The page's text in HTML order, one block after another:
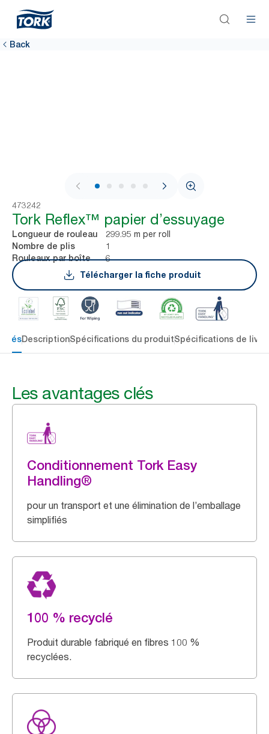
Back
1 / 7
473242
Tork Reflex™ papier d’essuyage
Longueur de rouleau 299.95 m per roll
Nombre de plis 1
Rouleaux par boîte
6
Télécharger la fiche produit
clésDescriptionSpécifications du produitSpécifications de
Les avantages clés
Conditionnement Tork Easy
Handling®
pour un transport et une élimination de l’emballage
simplifiés
100 % recyclé
Produit durable fabriqué en fibres 100 %
recyclées.